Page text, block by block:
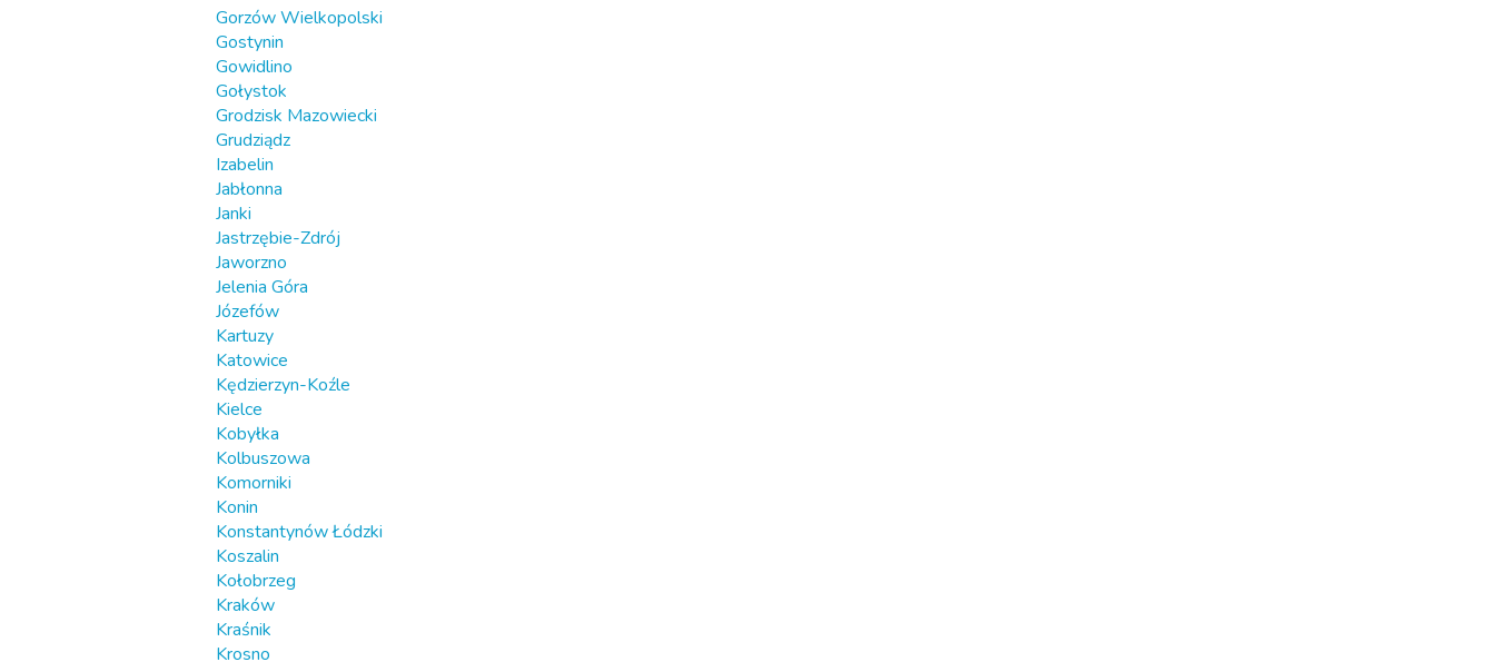
Gorzów Wielkopolski
Gostynin
Gowidlino
Gołystok
Grodzisk Mazowiecki
Grudziądz
Izabelin
Jabłonna
Janki
Jastrzębie-Zdrój
Jaworzno
Jelenia Góra
Józefów
Kartuzy
Katowice
Kędzierzyn-Koźle
Kielce
Kobyłka
Kolbuszowa
Komorniki
Konin
Konstantynów Łódzki
Koszalin
Kołobrzeg
Kraków
Kraśnik
Krosno